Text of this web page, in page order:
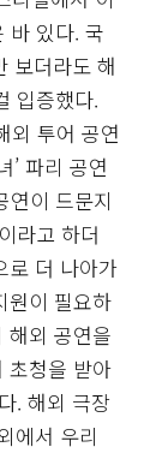
바 있다. 국
보더라도 해
입증했다.
외 투어 공연
’ 파리 공연
연이 드문지
라고 하더
로 더 나아가
원이 필요하
해외 공연을
초청을 받아
. 해외 극장
에서 우리